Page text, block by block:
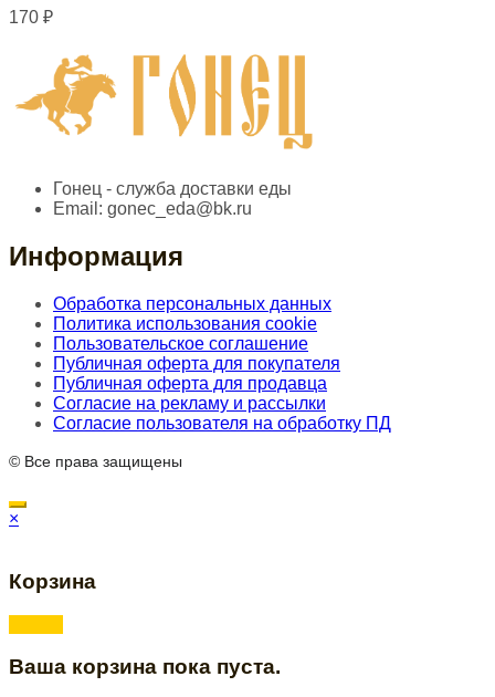
170 ₽
Гонец - служба доставки еды
Email: gonec_eda@bk.ru
Информация
Обработка персональных данных
Политика использования cookie
Пользовательское соглашение
Публичная оферта для покупателя
Публичная оферта для продавца
Согласие на рекламу и рассылки
Согласие пользователя на обработку ПД
© Все права защищены
×
Корзина
Ваша корзина пока пуста.